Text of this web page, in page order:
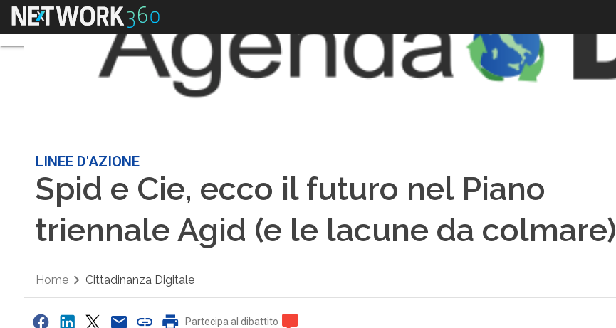
Menu
LINEE D'AZIONE
Spid e Cie, ecco il futuro nel Piano
triennale Agid (e le lacune da colmare)
Home Cittadinanza Digitale
Partecipa al dibattito